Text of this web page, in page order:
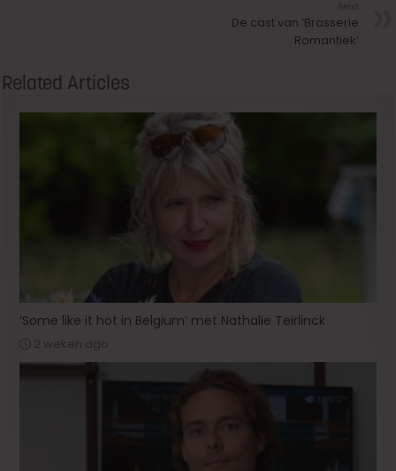
De cast van ‘Brasserie
Romantiek’
Related Articles
‘Some like it hot in Belgium’ met Nathalie Teirlinck
2 weken ago